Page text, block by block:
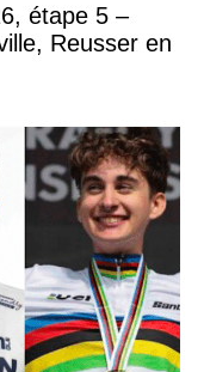
étape 5 –
Reusser en